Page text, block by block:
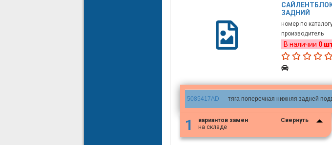
ЗАДНИЙ
номер по
производитель
В наличии 0
5085417AD тяга поперечная нижняя задней
1
вариантов замен
на складе
Свернуть